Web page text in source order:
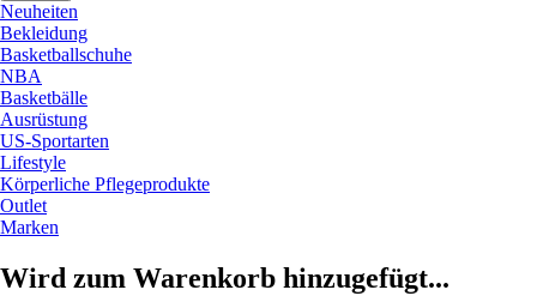
Neuheiten
Bekleidung
Basketballschuhe
NBA
Basketbälle
Ausrüstung
US-Sportarten
Lifestyle
Körperliche Pflegeprodukte
Outlet
Marken
Wird zum Warenkorb hinzugefügt...